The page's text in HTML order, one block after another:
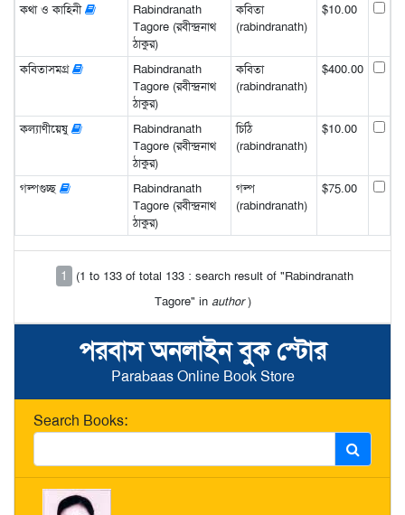
পরবাস অনলাইন বুক স্টোর
Parabaas Online Book Store
Search Books:
কথা ও কাহিনী
Rabindranath
Tagore (রবীন্দ্রনাথ
ঠাকুর)
কবিতা
(rabindranath)
$10.00
কবিতাসমগ্র
Rabindranath
Tagore (রবীন্দ্রনাথ
ঠাকুর)
কবিতা
(rabindranath)
$400.00
কল্যাণীয়েষু
Rabindranath
Tagore (রবীন্দ্রনাথ
ঠাকুর)
চিঠি
(rabindranath)
$10.00
গল্পগুচ্ছ
Rabindranath
Tagore (রবীন্দ্রনাথ
ঠাকুর)
গল্প
(rabindranath)
$75.00
1
(1 to 133 of total 133 : search result of "Rabindranath
Tagore" in author)